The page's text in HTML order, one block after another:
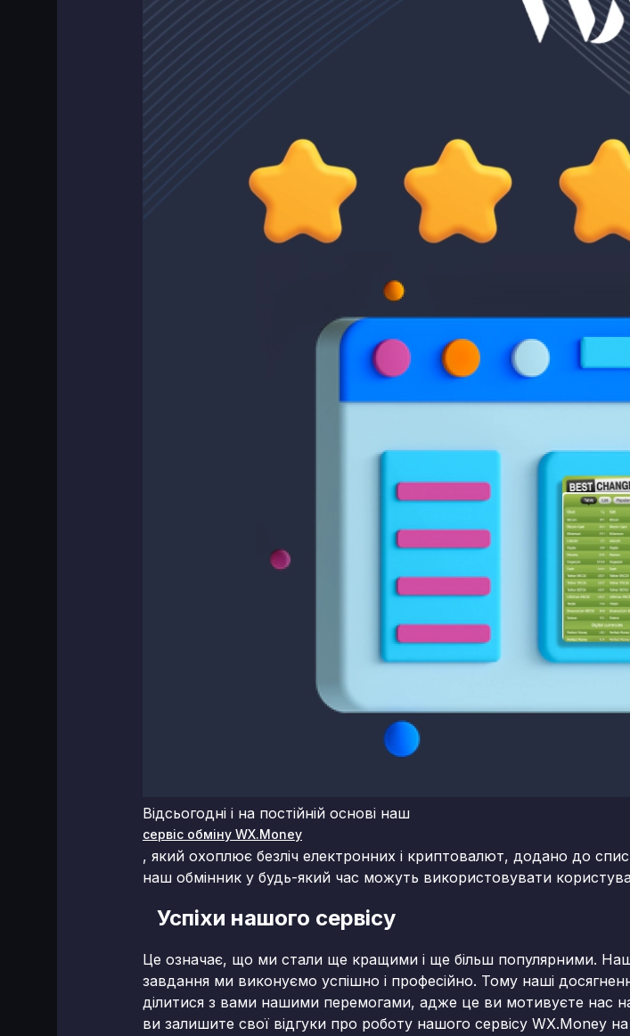
Відсьогодні і на постійній основі наш
сервіс обміну WX.Money
, який охоплює безліч електронних і криптовалют, додано до
наш обмінник у будь-який час можуть використовувати
Успіхи нашого сервісу
Це означає, що ми стали ще кращими і ще більш популярними.
завдання ми виконуємо успішно і професійно. Тому наші
ділитися з вами нашими перемогами, адже це ви мотивуєте нас
ви залишите свої відгуки про роботу нашого сервісу WX.Money на